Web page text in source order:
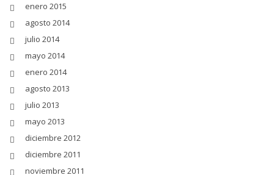
enero 2015
agosto 2014
julio 2014
mayo 2014
enero 2014
agosto 2013
julio 2013
mayo 2013
diciembre 2012
diciembre 2011
noviembre 2011